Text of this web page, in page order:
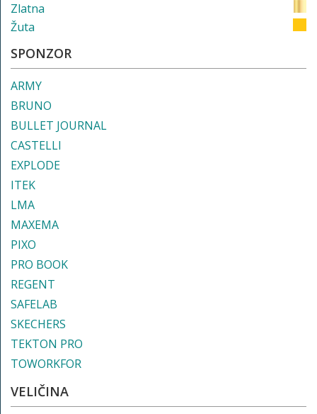
Zlatna
Žuta
SPONZOR
ARMY
BRUNO
BULLET JOURNAL
CASTELLI
EXPLODE
ITEK
LMA
MAXEMA
PIXO
PRO BOOK
REGENT
SAFELAB
SKECHERS
TEKTON PRO
TOWORKFOR
VELIČINA